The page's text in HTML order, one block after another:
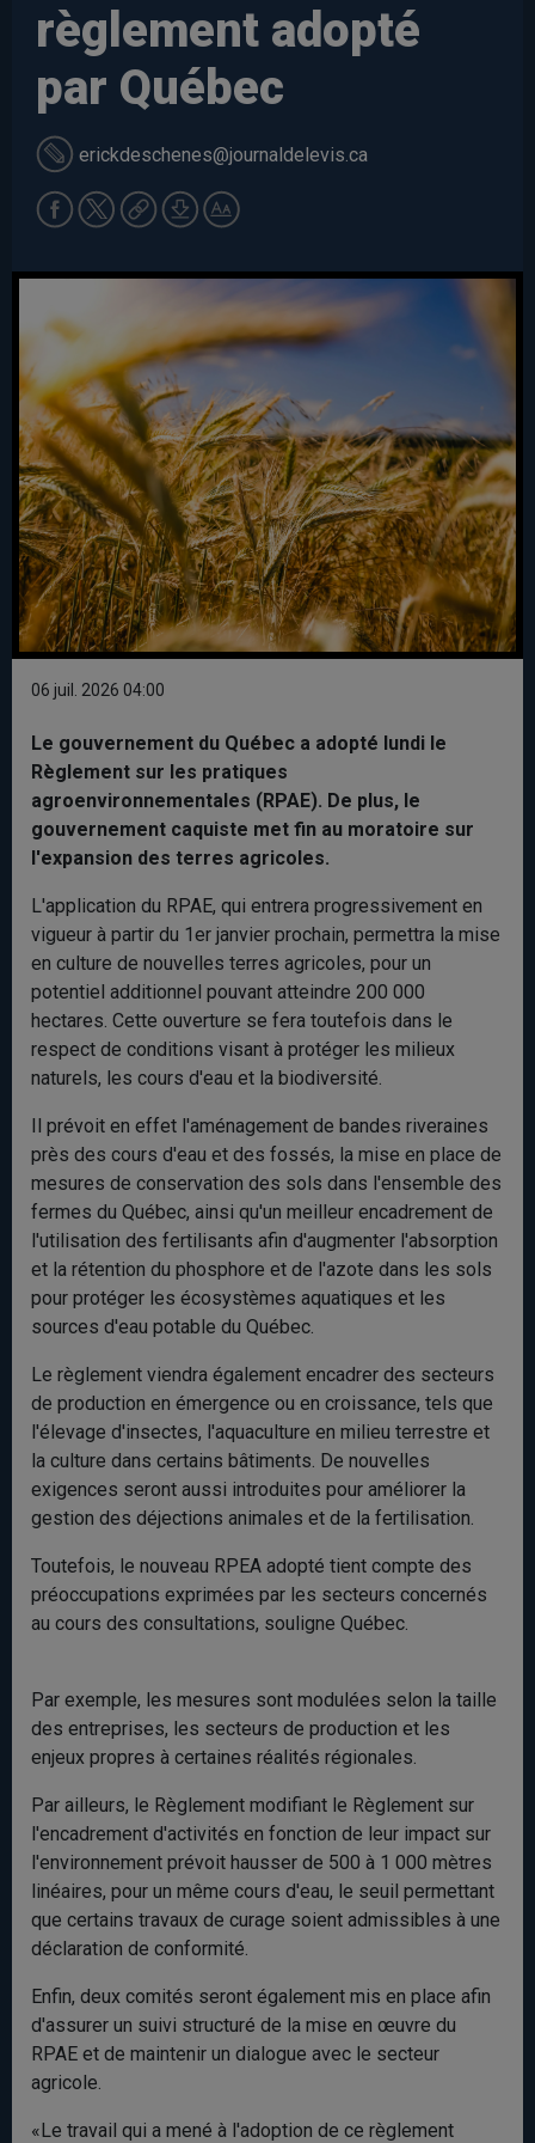
règlement adopté
par Québec
erickdeschenes@journaldelevis.ca
06 juil. 2026 04:00
Le gouvernement du Québec a adopté lundi le
Règlement sur les pratiques
agroenvironnementales (RPAE). De plus, le
gouvernement caquiste met fin au moratoire sur
l'expansion des terres agricoles.
L'application du RPAE, qui entrera progressivement en
vigueur à partir du 1er janvier prochain, permettra la mise
en culture de nouvelles terres agricoles, pour un
potentiel additionnel pouvant atteindre 200 000
hectares. Cette ouverture se fera toutefois dans le
respect de conditions visant à protéger les milieux
naturels, les cours d'eau et la biodiversité.
Il prévoit en effet l'aménagement de bandes riveraines
près des cours d'eau et des fossés, la mise en place de
mesures de conservation des sols dans l'ensemble des
fermes du Québec, ainsi qu'un meilleur encadrement de
l'utilisation des fertilisants afin d'augmenter l'absorption
et la rétention du phosphore et de l'azote dans les sols
pour protéger les écosystèmes aquatiques et les
sources d'eau potable du Québec.
Le règlement viendra également encadrer des secteurs
de production en émergence ou en croissance, tels que
l'élevage d'insectes, l'aquaculture en milieu terrestre et
la culture dans certains bâtiments. De nouvelles
exigences seront aussi introduites pour améliorer la
gestion des déjections animales et de la fertilisation.
Toutefois, le nouveau RPEA adopté tient compte des
préoccupations exprimées par les secteurs concernés
au cours des consultations, souligne Québec.
Par exemple, les mesures sont modulées selon la taille
des entreprises, les secteurs de production et les
enjeux propres à certaines réalités régionales.
Par ailleurs, le Règlement modifiant le Règlement sur
l'encadrement d'activités en fonction de leur impact sur
l'environnement prévoit hausser de 500 à 1 000 mètres
linéaires, pour un même cours d'eau, le seuil permettant
que certains travaux de curage soient admissibles à une
déclaration de conformité.
Enfin, deux comités seront également mis en place afin
d'assurer un suivi structuré de la mise en œuvre du
RPAE et de maintenir un dialogue avec le secteur
agricole.
«Le travail qui a mené à l'adoption de ce règlement